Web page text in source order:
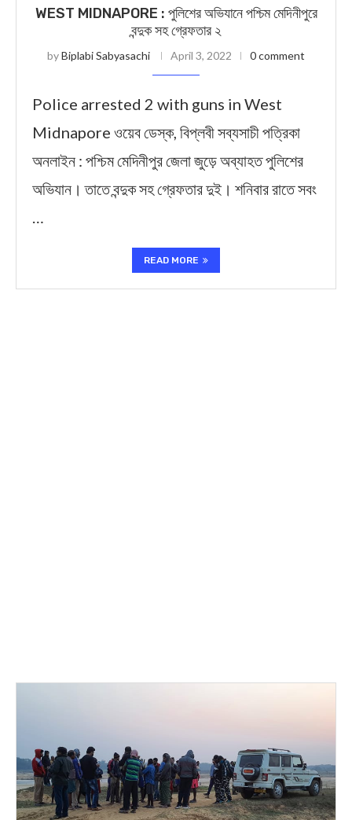
WEST MIDNAPORE : পুলিশের অভিযানে পশ্চিম মেদিনীপুরে
বন্দুক সহ গ্রেফতার ২
byBiplabi Sabyasachi April 3, 2022 0 comment
Police arrested 2 with guns in West
Midnapore ওয়েব ডেস্ক, বিপ্লবী সব্যসাচী পত্রিকা
অনলাইন : পশ্চিম মেদিনীপুর জেলা জুড়ে অব্যাহত পুলিশের
অভিযান। তাতে বন্দুক সহ গ্রেফতার দুই। শনিবার রাতে সবং
…
READ MORE